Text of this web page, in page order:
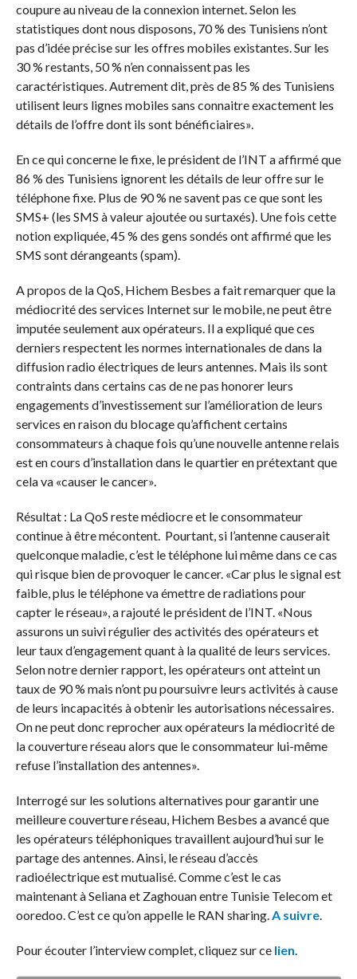
coupure au niveau de la connexion internet. Selon les
statistiques dont nous disposons, 70 % des Tunisiens n’ont
pas d’idée précise sur les offres mobiles existantes. Sur les
30 % restants, 50 % n’en connaissent pas les
caractéristiques. Autrement dit, près de 85 % des Tunisiens
utilisent leurs lignes mobiles sans connaitre exactement les
détails de l’offre dont ils sont bénéficiaires».
En ce qui concerne le fixe, le président de l’INT a affirmé que
86 % des Tunisiens ignorent les détails de leur offre sur le
téléphone fixe. Plus de 90 % ne savent pas ce que sont les
SMS+ (les SMS à valeur ajoutée ou surtaxés). Une fois cette
notion expliquée, 45 % des gens sondés ont affirmé que les
SMS sont dérangeants (spam).
A propos de la QoS, Hichem Besbes a fait remarquer que la
médiocrité des services Internet sur le mobile, ne peut être
imputée seulement aux opérateurs. Il a expliqué que ces
derniers respectent les normes internationales de dans la
diffusion radio électriques de leurs antennes. Mais ils sont
contraints dans certains cas de ne pas honorer leurs
engagements d’investissement sur l’amélioration de leurs
services en raison du blocage qu’affichent certains
consommateurs à chaque fois qu’une nouvelle antenne relais
est en cours d’installation dans le quartier en prétextant que
cela va «causer le cancer».
Résultat : La QoS reste médiocre et le consommateur
continue à être mécontent. Pourtant, si l’antenne causerait
quelconque maladie, c’est le téléphone lui même dans ce cas
qui risque bien de provoquer le cancer. «Car plus le signal est
faible, plus le téléphone va émettre de radiations pour
capter le réseau», a rajouté le président de l’INT. «Nous
assurons un suivi régulier des activités des opérateurs et
leur taux d’engagement quant à la qualité de leurs services.
Selon notre dernier rapport, les opérateurs ont atteint un
taux de 90 % mais n’ont pu poursuivre leurs activités à cause
de leurs incapacités à obtenir les autorisations nécessaires.
On ne peut donc reprocher aux opérateurs la médiocrité de
la couverture réseau alors que le consommateur lui-même
refuse l’installation des antennes».
Interrogé sur les solutions alternatives pour garantir une
meilleure couverture réseau, Hichem Besbes a avancé que
les opérateurs téléphoniques travaillent aujourd’hui sur le
partage des antennes. Ainsi, le réseau d’accès
radioélectrique est mutualisé. Comme c’est le cas
maintenant à Seliana et Zaghouan entre Tunisie Telecom et
ooredoo. C’est ce qu’on appelle le RAN sharing. A suivre.
Pour écouter l’interview complet, cliquez sur ce lien